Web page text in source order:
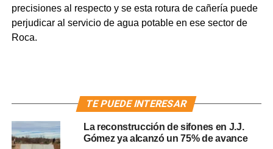
precisiones al respecto y se esta rotura de cañería puede
perjudicar al servicio de agua potable en ese sector de
Roca.
TE PUEDE INTERESAR
La reconstrucción de sifones en J.J.
Gómez ya alcanzó un 75% de avance